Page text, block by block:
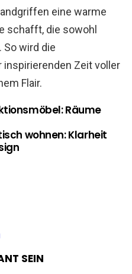
eine warme
schafft, die sowohl
wird die
Zeit voller
Flair.
Räume
wohnen: Klarheit
SEIN